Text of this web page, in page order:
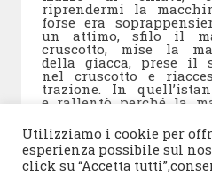
riprendermi la
forse era
un attimo, sfilo il
cruscotto, mise la
della giacca, prese il
nel cruscotto e
trazione. In
e rallentò perché la
andiamo ad
capo verso la moglie,
disse: «Scusi,
autostradale dello
Utilizziamo i cookie per
esperienza possibile sul
click su “Accetta